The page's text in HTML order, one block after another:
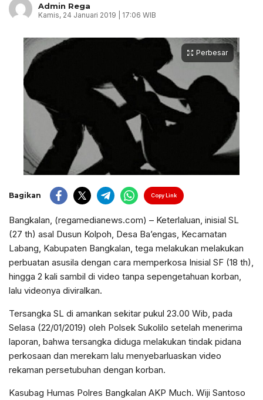
Admin Rega
Kamis, 24 Januari 2019 | 17:06 WIB
Perbesar
Bagikan Copy Link
Bangkalan, (regamedianews.com) – Keterlaluan, inisial SL
(27 th) asal Dusun Kolpoh, Desa Ba’engas, Kecamatan
Labang, Kabupaten Bangkalan, tega melakukan melakukan
perbuatan asusila dengan cara memperkosa Inisial SF (18 th),
hingga 2 kali sambil di video tanpa sepengetahuan korban,
lalu videonya diviralkan.
Tersangka SL di amankan sekitar pukul 23.00 Wib, pada
Selasa (22/01/2019) oleh Polsek Sukolilo setelah menerima
laporan, bahwa tersangka diduga melakukan tindak pidana
perkosaan dan merekam lalu menyebarluaskan video
rekaman persetubuhan dengan korban.
Kasubag Humas Polres Bangkalan AKP Much. Wiji Santoso